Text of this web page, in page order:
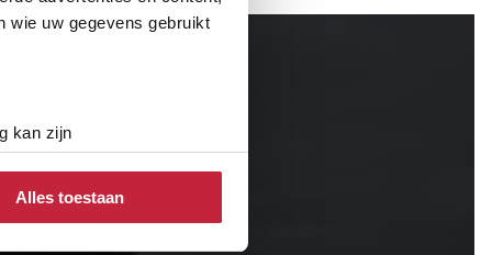
wie uw gegevens gebruikt
kan zijn
detailgedeelte
Alles toestaan